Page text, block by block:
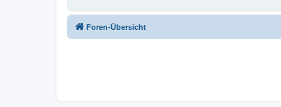
Foren-Übersicht